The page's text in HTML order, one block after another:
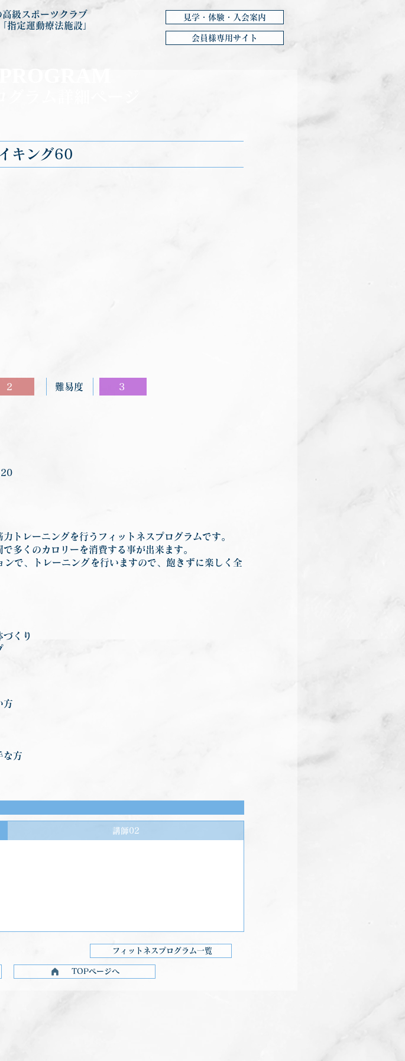
級スポーツクラブ
指定運動療法施設」
見学・体験・入会案内
会員様専用サイト
キング60
2 難易度 3
トレーニングを行うフィットネスプログラムです。
多くのカロリーを消費する事が出来ます。
で、トレーニングを行いますので、飽きずに楽しく全
づくり
方
な方
講師02
フィットネスプログラム一覧
TOPページへ